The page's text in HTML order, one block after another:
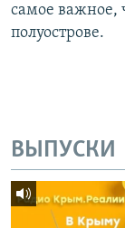
самое важное,
полуострове.
ВЫПУСКИ